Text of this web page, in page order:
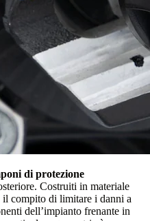
di protezione
Costruiti in materiale
il compito di limitare i danni a
dell’impianto frenante in